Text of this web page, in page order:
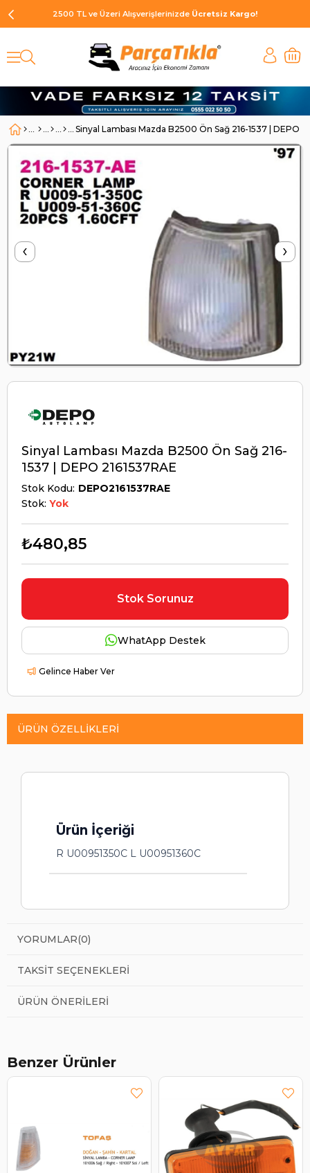
2500 TL ve Üzeri Alışverişlerinizde Ücretsiz Kargo!
Sinyal Lambası Mazda B2500 Ön Sağ 216-1537 | DEPO
‹ ›
Sinyal Lambası Mazda B2500 Ön Sağ 216-
1537 | DEPO 2161537RAE
Stok Kodu DEPO2161537RAE
Stok: Yok
₺480,85
Stok Sorunuz
WhatApp Destek
Gelince Haber Ver
ÜRÜN ÖZELLIKLERI
Ürün İçeriği
R U00951350C L U00951360C
YORUMLAR(0)
TAKSIT SEÇENEKLERI
ÜRÜN ÖNERILERI
Benzer Ürünler